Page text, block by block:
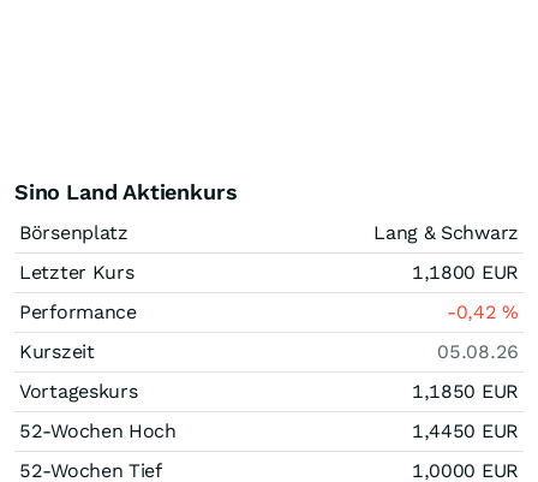
Sino Land Aktienkurs
Börsenplatz
Lang & Schwarz
Letzter Kurs
1,1800 EUR
Performance
-0,42%
Kurszeit
05.08.26
Vortageskurs
1,1850 EUR
52-Wochen Hoch
1,4450 EUR
52-Wochen Tief
1,0000 EUR